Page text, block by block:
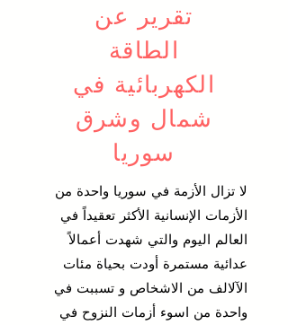
تقرير عن
الطاقة
الكهربائية في
شمال وشرق
سوريا
لا تزال الأزمة في سوريا واحدة من
الأزمات الإنسانية الأكثر تعقيداً في
العالم اليوم والتي شهدت أعمالاً
عدائية مستمرة أودت بحياة مئات
الآلالف من الاشخاص و تسببت في
واحدة من اسوء أزمات النزوح في